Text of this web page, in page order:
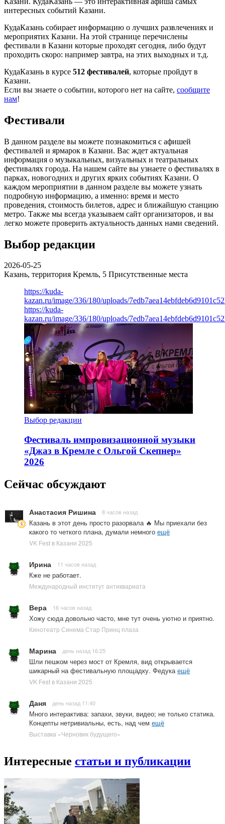
интересных событий Казани.
КудаКазань собирает информацию о лучших развлечениях и
мероприятих Казани. На этой странице перечислены
фестивали в Казани которые проходят сегодня, либо будут
проходить скоро: например завтра, на этих выходных и т.д.
КудаКазань в курсе 512 фестивалей, которые пройдут в
Казани.
Если вы знаете о событии, которого нет на сайте, сообщите
нам!
Фестивали
В данном разделе вы можете познакомиться с афишей
фестивалей и ярмарок в Казани. Вас ждет актуальная
информация о музыкальных, визуальных и театральных
фестивалях города. На нашем сайте вы узнаете о фестивалях в
парках, новогодних и других ярких событиях Казани. О
каждом мероприятии в данном разделе вы можете узнать
подробную информацию, а именно: время и место
проведения, стоимость билетов, адрес и ближайшую станцию
метро. Также мы всегда указываем сайт организаторов, и вы
легко можете проверить актуальность данных нами сведений.
Выбор редакции
2026-05-25
Казань, территория Кремль, 5 Присутственные места
https://kuda-
kazan.ru/image/336/180/uploads/
https://kuda-
kazan.ru/image/336/180/uploads/
Выбор редакции
Фестиваль импровизационной музыки
«Джаз в Кремле с Ольгой Скепнер»
2026
Сейчас обсуждают
Анастасия Ришина 8 часов назад
Казань в этот день просто разорвала 🔥 Мы приехали без
какого то четкого плана, думали немного ещё
VK Fest в Казани 2025
Ирина 11 часов назад
Кже не работает.
Международный институт антиквариата
Вера 16 часов назад
Хожу сюда довольно часто, мне тут очень уютно и приятно.
Кинотеатр Синема Стар Принц плаза
Марина день назад 16:25
Шли пешком через мост от Кремля, вид открывается
шикарный на фестивальную площадку. Федукаещё
VK Fest в Казани 2025
Даня день назад 11:40
Много интерактива: запахи, звуки, видео; не только статика.
Концепты нетривиальны, есть, над чем ещё
Выставка «Черновик будущего»
Интересные статьи и публикации